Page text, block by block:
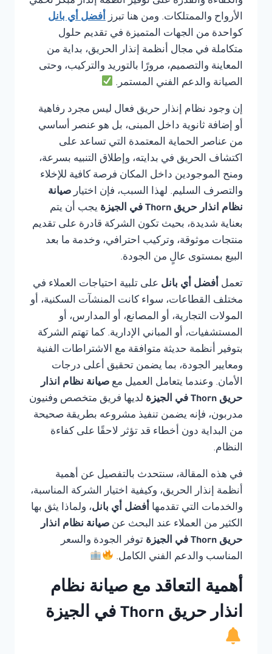
الأرواح والممتلكات. ومن هنا تبرز أفضل أي بانل
كواحدة من الجهات المتميزة في تقديم حلول
متكاملة في مجال أنظمة إنذار الحريق، بداية من
المعاينة والتصميم، مرورًا بالتوريد والتركيب، وحتى
الصيانة والدعم الفني المستمر.
إن وجود نظام إنذار حريق فعال ليس مجرد رفاهية
أو إضافة ثانوية داخل المبنى، بل هو عنصر أساسي
من عناصر الحماية المعتمدة التي تساعد على
اكتشاف الحريق في بدايته، وإطلاق التنبيه بسرعة،
ومنح الموجودين داخل المكان فرصة كافية للإخلاء
والتصرف السليم. لهذا السبب، فإن اختيار صيانة
نظام انذار حريق Thorn في الجيزة
يجب أن يتم
بعناية شديدة، بحيث تكون الشركة قادرة على تقديم
منتجات موثوقة، وتركيب احترافي، وخدمة ما بعد
البيع بمستوى عالٍ من الجودة.
تعمل أفضل أي بانل على تلبية احتياجات العملاء في
مختلف القطاعات، سواء كانت المنشآت السكنية، أو
المولات التجارية، أو المصانع، أو المدارس، أو
المستشفيات، أو المباني الإدارية. كما تهتم الشركة
بتوفير أنظمة حديثة متوافقة مع الاشتراطات الفنية
ومعايير الجودة، بما يضمن تحقيق أعلى درجات
الأمان. وعندما يتعامل العميل مع صيانة نظام انذار
حريق Thorn في الجيزة
لديها فريق متخصص وفنيون
مدربون، فإنه يضمن تنفيذ مشروعه بطريقة صحيحة
من البداية دون أخطاء قد تؤثر لاحقًا على كفاءة
النظام.
في هذه المقالة، سنتحدث بالتفصيل عن أهمية
أنظمة إنذار الحريق، وكيفية اختيار الشركة المناسبة،
والخدمات التي تقدمها أفضل أي بانل، ولماذا يثق بها
الكثير من العملاء عند البحث عن صيانة نظام انذار
حريق Thorn في الجيزة
توفر الجودة والسعر
المناسب والدعم الفني الكامل.
أهمية التعاقد مع صيانة نظام
انذار حريق Thorn في الجيزة